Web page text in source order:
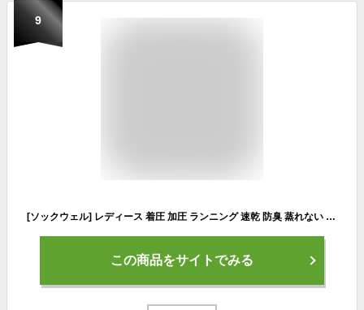
9
[ソックウェル] レディース 着圧 加圧 ランニング 速乾 防臭 蒸れない 靴擦れ防止 ウール素材 リカバリー メリノウール ソックス 【PULSE MICRO】 ショート丈 1足 チャコール SM
この商品をサイトでみる